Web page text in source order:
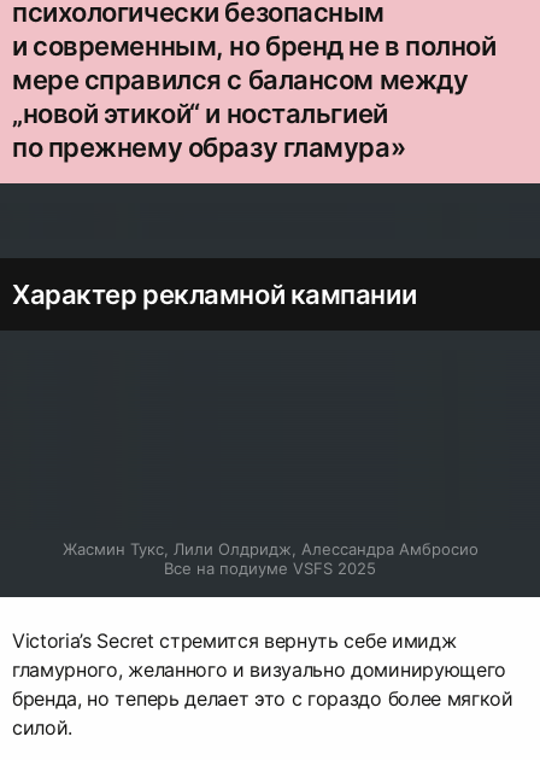
психологически безопасным
и современным, но бренд не в полной
мере справился с балансом между
„новой этикой“ и ностальгией
по прежнему образу гламура»
Характер рекламной кампании
Жасмин Тукс, Лили Олдридж, Алессандра Амбросио
Все на подиуме VSFS 2025
Victoria’s Secret стремится вернуть себе имидж
гламурного, желанного и визуально доминирующего
бренда, но теперь делает это с гораздо более мягкой
силой.